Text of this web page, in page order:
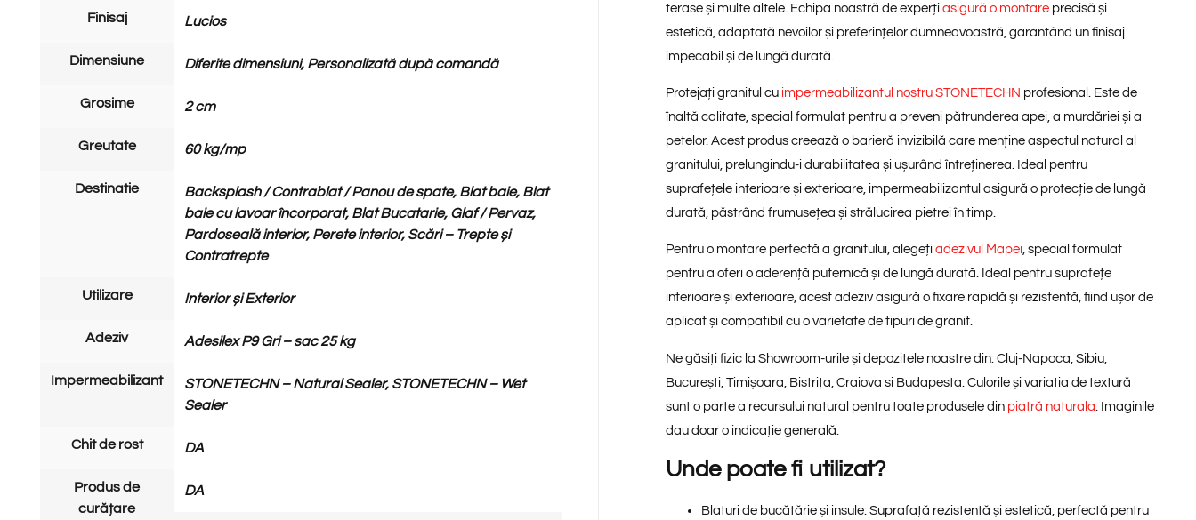
Finisaj Lucios
Dimensiune Diferite dimensiuni, Personalizată după comandă
Grosime 2 cm
Greutate 60 kg/mp
Destinatie
Backsplash / Contrablat / Panou de spate, Blat baie, Blat
baie cu lavoar încorporat, Blat Bucatarie, Glaf / Pervaz,
Pardoseală interior, Perete interior, Scări – Trepte și
Contratrepte
Utilizare Interior și Exterior
Adeziv Adesilex P9 Gri – sac 25 kg
Impermeabilizant
STONETECHN – Natural Sealer, STONETECHN – Wet
Sealer
Chit de rost DA
Produs de
curățare
DA
terase și multe altele. Echipa noastră de experți asigură o montare precisă și
estetică, adaptată nevoilor și preferințelor dumneavoastră, garantând un finisaj
impecabil și de lungă durată.
Protejați granitul cu impermeabilizantul nostru STONETECHN profesional. Este de
înaltă calitate, special formulat pentru a preveni pătrunderea apei, a murdăriei și a
petelor. Acest produs creează o barieră invizibilă care menține aspectul natural al
granitului, prelungindu-i durabilitatea și ușurând întreținerea. Ideal pentru
suprafețele interioare și exterioare, impermeabilizantul asigură o protecție de lungă
durată, păstrând frumusețea și strălucirea pietrei în timp.
Pentru o montare perfectă a granitului, alegeți adezivul Mapei, special formulat
pentru a oferi o aderență puternică și de lungă durată. Ideal pentru suprafețe
interioare și exterioare, acest adeziv asigură o fixare rapidă și rezistentă, fiind ușor de
aplicat și compatibil cu o varietate de tipuri de granit.
Ne găsiți fizic la Showroom-urile și depozitele noastre din: Cluj-Napoca, Sibiu,
București, Timișoara, Bistrița, Craiova si Budapesta. Culorile și variatia de textură
sunt o parte a recursului natural pentru toate produsele din piatră naturala . Imaginile
dau doar o indicație generală.
Unde poate fi utilizat?
Blaturi de bucătărie și insule: Suprafață rezistentă și estetică, perfectă pentru